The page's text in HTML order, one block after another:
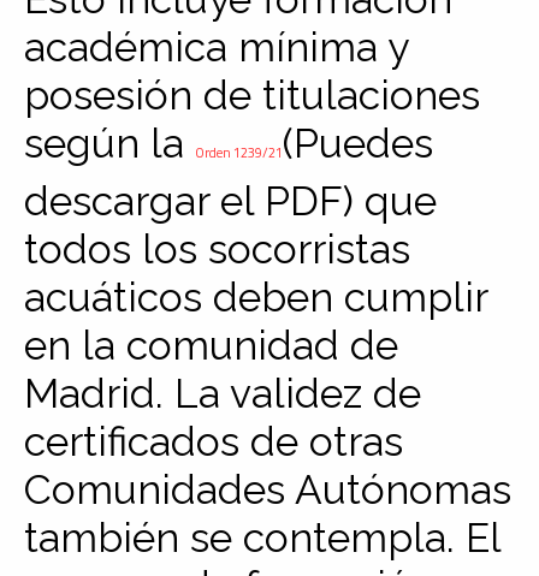
académica mínima y
posesión de titulaciones
según la
Orden 1239/21(Puedes
descargar el PDF) que
todos los socorristas
acuáticos deben cumplir
en la comunidad de
Madrid. La validez de
certificados de otras
Comunidades Autónomas
también se contempla. El